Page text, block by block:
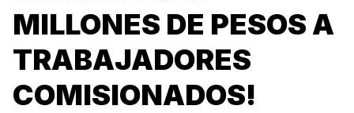
MILLONES DE PESOS A
TRABAJADORES
COMISIONADOS!